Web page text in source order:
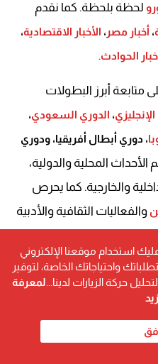
لحظة بلحظة. كما نقدم
، أخبار مصر ، الأخبار الاقتصادية،
الحوادث.
متابعة أبرز البطولات
، الدوري السعودي،
، دوري أبطال أفريقيا، ودوري
المحلية والدولية،
والخارجية. كما يحرص
والفعاليات الثقافية والأدبية
استخدام موقعنا الإلكتروني
واحتياجاتك الخاصة، لتوفير
حركة الزيارات لدينا... لمعرفة